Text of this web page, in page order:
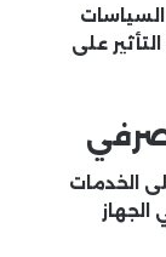
على
الخدمات